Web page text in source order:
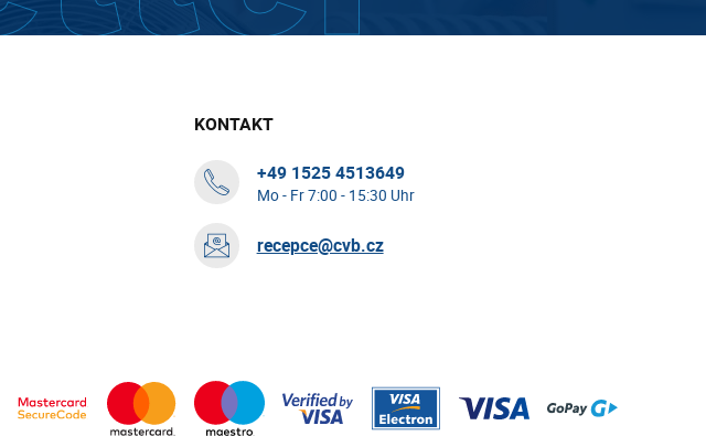
KONTAKT
+49 1525 4513649
Mo - Fr 7:00 - 15:30 Uhr
recepce@cvb.cz